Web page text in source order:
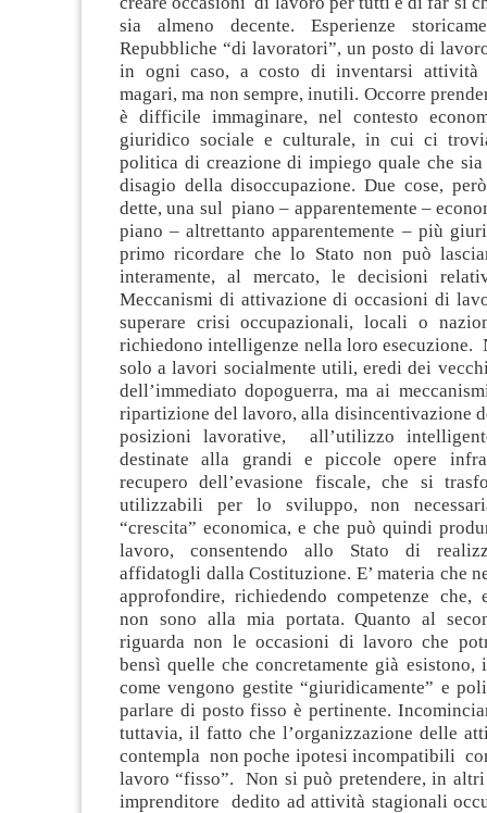
sia almeno decente. Esperienze
Repubbliche “di lavoratori”, un posto di
in ogni caso, a costo di inventarsi attività
magari, ma non sempre, inutili. Occorre
è difficile immaginare, nel contesto
giuridico sociale e culturale, in cui ci
politica di creazione di impiego quale che
disagio della disoccupazione. Due cose,
dette, una sul piano – apparentemente –
piano – altrettanto apparentemente – più
primo ricordare che lo Stato non può
interamente, al mercato, le decisioni
Meccanismi di attivazione di occasioni di
superare crisi occupazionali, locali o
richiedono intelligenze nella loro esecuzione.
solo a lavori socialmente utili, eredi dei
dell’immediato dopoguerra, ma ai
ripartizione del lavoro, alla disincentivazione
posizioni lavorative, all’utilizzo
destinate alla grandi e piccole opere
recupero dell’evasione fiscale, che si
utilizzabili per lo sviluppo, non
“crescita” economica, e che può quindi
lavoro, consentendo allo Stato di
affidatogli dalla Costituzione. E’ materia che
approfondire, richiedendo competenze che,
non sono alla mia portata. Quanto al
riguarda non le occasioni di lavoro che
bensì quelle che concretamente già
come vengono gestite “giuridicamente” e
parlare di posto fisso è pertinente.
tuttavia, il fatto che l’organizzazione delle
contempla non poche ipotesi incompatibili
lavoro “fisso”. Non si può pretendere, in
imprenditore dedito ad attività stagionali